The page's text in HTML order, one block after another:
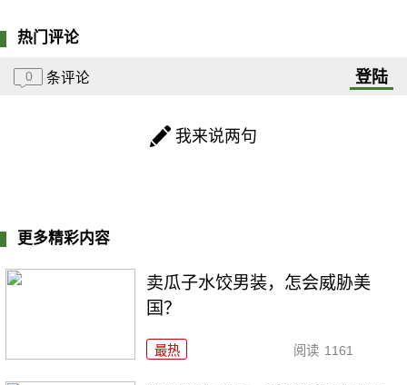
热门评论
0 条评论 登陆
我来说两句
更多精彩内容
卖瓜子水饺男装，怎会威胁美
国？
最热 阅读 1161